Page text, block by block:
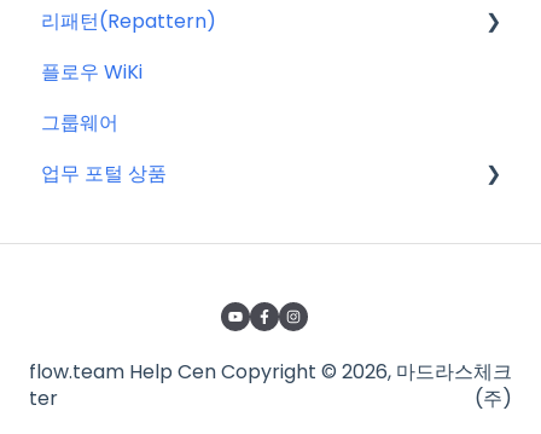
결제 관련 자주 묻는 질문
특별 프로모션
신규 업데이트 (PC&서버)
서버 작업
KT cloud BizWorks 서버 작업
플로우 관리자(어드민)
프로젝트 이해하기
프로젝트 템플릿
프로젝트 관리하는 방법
일정 & 할 일
리패턴(Repattern)
리패턴(Repattern) (NEW)
리패턴 기본 AI 기능
플로우 WiKi
그룹웨어
업무 포털 상품
타임인아웃(근태관리서비스)
flow.team Help Cen
ter
Copyright © 2026, 마드라스체크
(주)